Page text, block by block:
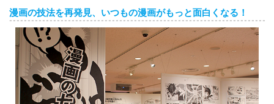
ภาษาไทย
tiéng Viêt
Bahasa Indonesia
漫画の技法を再発見、いつもの漫画がもっと面白くなる！